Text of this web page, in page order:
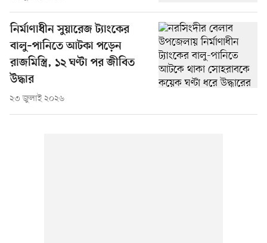
নির্মাণাধীন সুয়ারেজ ট্যাংকের
বালু–পানিতে আটকা পড়েন
রাজমিস্ত্রি, ১২ ঘণ্টা পর জীবিত
উদ্ধার
২৩ জুলাই ২০২৬